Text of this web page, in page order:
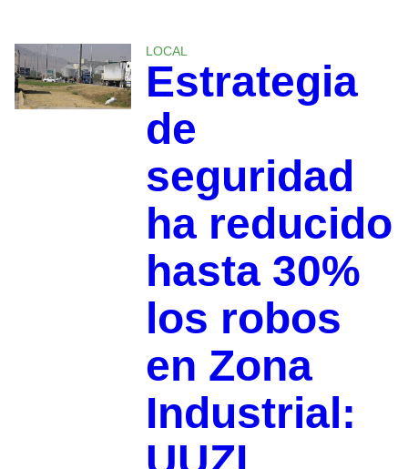
LOCAL
Estrategia
de
seguridad
ha reducido
hasta 30%
los robos
en Zona
Industrial: